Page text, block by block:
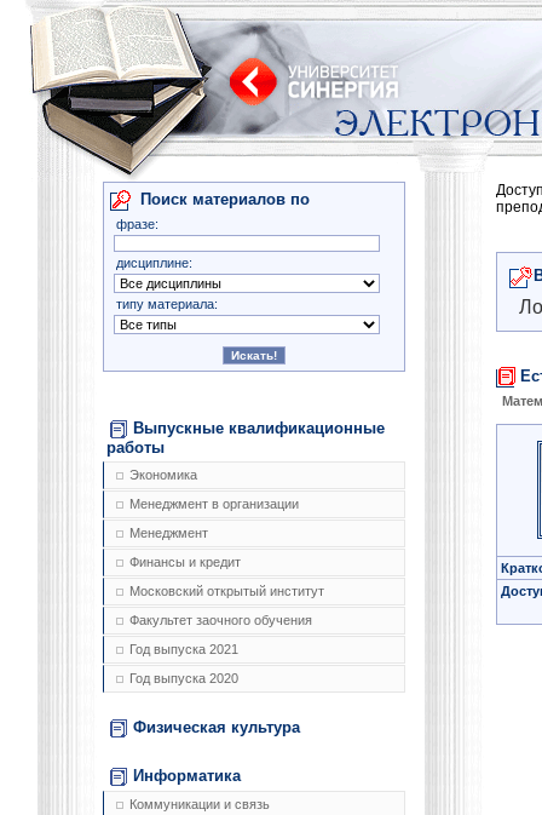
Поиск материалов по
фразе:
дисциплине:
типу материала:
Выпускные квалификационные
работы
Экономика
Менеджмент в организации
Менеджмент
Финансы и кредит
Московский открытый институт
Факультет заочного обучения
Год выпуска 2021
Год выпуска 2020
Физическая культура
Информатика
Коммуникации и связь